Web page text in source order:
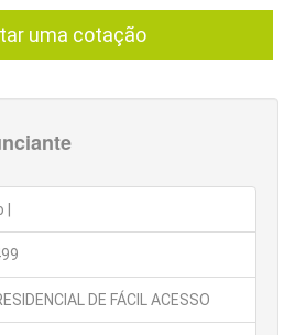
uma cotação
DE FÁCIL ACESSO